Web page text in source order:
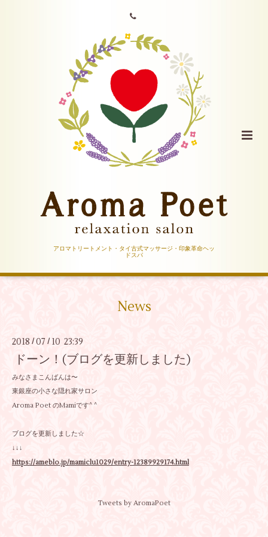
アロマトリートメント・タイ古式マッサージ・印象革命ヘッ
ドスパ
News
2018 /07 / 10 23:39
ドーン！(ブログを更新しました)
みなさまこんばんは〜
東銀座の小さな隠れ家サロン
Aroma Poet のMamiです^ ^
ブログを更新しました☆
↓↓↓
https://ameblo.jp/mamiclu1029/entry-12389929174.html
Tweets by AromaPoet